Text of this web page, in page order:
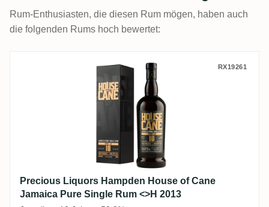
Rum-Enthusiasten, die diesen Rum mögen, haben auch
die folgenden Rums hoch bewertet:
Precious Liquors Hampden House of
RX19261
Precious Liquors Hampden House of Cane
Jamaica Pure Single Rum <>H 2013